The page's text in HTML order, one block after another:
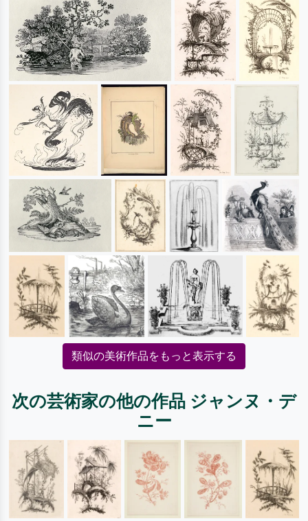
類似の美術作品をもっと表示する
次の芸術家の他の作品 ジャンヌ・デ
ニー